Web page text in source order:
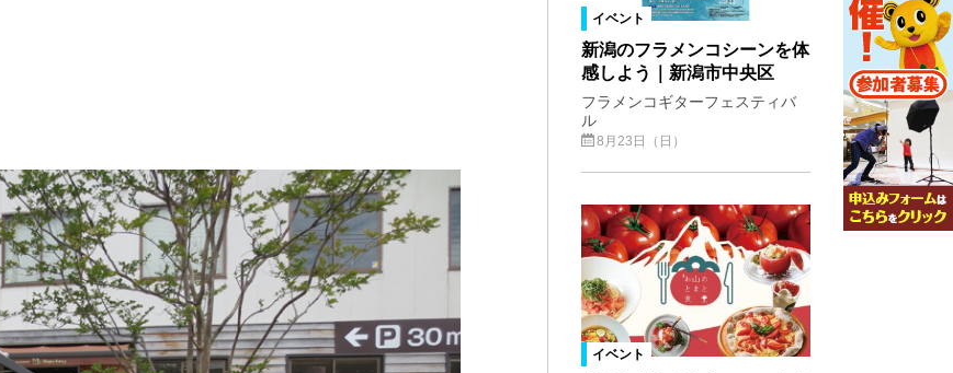
イベント
新潟のフラメンコシーンを体
感しよう｜新潟市中央区
フラメンコギターフェスティバ
ル
8月23日（日）
イベント